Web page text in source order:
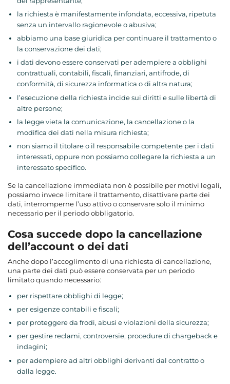
la richiesta è manifestamente infondata, eccessiva, ripetuta
senza un intervallo ragionevole o abusiva;
abbiamo una base giuridica per continuare il trattamento o
la conservazione dei dati;
i dati devono essere conservati per adempiere a obblighi
contrattuali, contabili, fiscali, finanziari, antifrode, di
conformità, di sicurezza informatica o di altra natura;
l’esecuzione della richiesta incide sui diritti e sulle libertà di
altre persone;
la legge vieta la comunicazione, la cancellazione o la
modifica dei dati nella misura richiesta;
non siamo il titolare o il responsabile competente per i dati
interessati, oppure non possiamo collegare la richiesta a un
interessato specifico.
Se la cancellazione immediata non è possibile per motivi legali,
possiamo invece limitare il trattamento, disattivare parte dei
dati, interromperne l’uso attivo o conservare solo il minimo
necessario per il periodo obbligatorio.
Cosa succede dopo la cancellazione
dell’account o dei dati
Anche dopo l’accoglimento di una richiesta di cancellazione,
una parte dei dati può essere conservata per un periodo
limitato quando necessario:
per rispettare obblighi di legge;
per esigenze contabili e fiscali;
per proteggere da frodi, abusi e violazioni della sicurezza;
per gestire reclami, controversie, procedure di chargeback e
indagini;
per adempiere ad altri obblighi derivanti dal contratto o
dalla legge.